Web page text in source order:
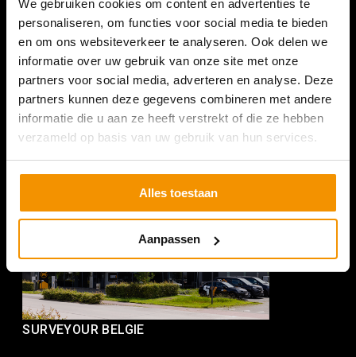
We gebruiken cookies om content en advertenties te
personaliseren, om functies voor social media te bieden
en om ons websiteverkeer te analyseren. Ook delen we
informatie over uw gebruik van onze site met onze
partners voor social media, adverteren en analyse. Deze
partners kunnen deze gegevens combineren met andere
informatie die u aan ze heeft verstrekt of die ze hebben
verzameld op basis van uw gebruik van hun services.
Alles toestaan
Aanpassen
SURVEYOUR NEDERLAND
Romeinenweg 47L
5349 AL Oss
+31 (0) 412 74 80 27
(Bezoek enkel op afspraak)
SURVEYOUR BELGIE